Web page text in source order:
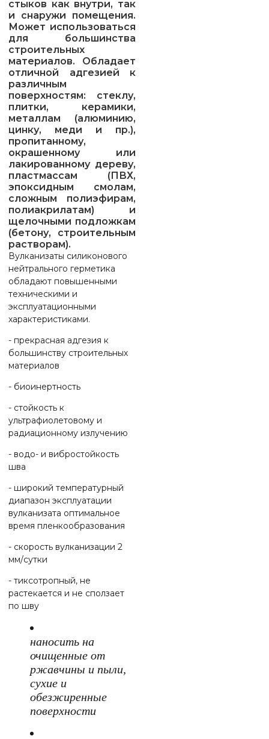
стыков как внутри, так
и снаружи помещения.
Может использоваться
для большинства
строительных
материалов. Обладает
отличной адгезией к
различным
поверхностям: стеклу,
плитки, керамики,
металлам (алюминию,
цинку, меди и пр.),
пропитанному,
окрашенному или
лакированному дереву,
пластмассам (ПВХ,
эпоксидным смолам,
сложным полиэфирам,
полиакрилатам) и
щелочными подложкам
(бетону, строительным
растворам).
Вулканизаты силиконового
нейтрального герметика
обладают повышенными
техническими и
эксплуатационными
характеристиками.
- прекрасная адгезия к
большинству строительных
материалов
- биоинертность
- стойкость к
ультрафиолетовому и
радиационному излучению
- водо- и вибростойкость
шва
- широкий температурный
диапазон эксплуатации
вулканизата оптимальное
время пленкообразования
- скорость вулканизации 2
мм/сутки
- тиксотропный, не
растекается и не сползает
по шву
наносить на
очищенные от
ржавчины и пыли,
сухие и
обезжиренные
поверхности